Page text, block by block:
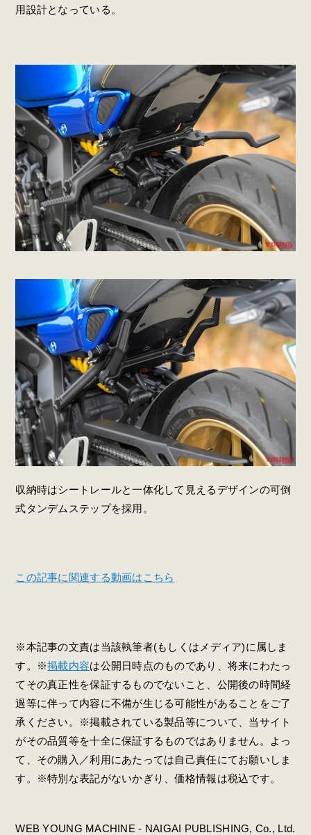
用設計となっている。
収納時はシートレールと一体化して見えるデザインの可倒
式タンデムステップを採用。
この記事に関連する動画はこちら
※本記事の文責は当該執筆者(もしくはメディア)に属しま
す。※掲載内容は公開日時点のものであり、将来にわたっ
てその真正性を保証するものでないこと、公開後の時間経
過等に伴って内容に不備が生じる可能性があることをご了
承ください。※掲載されている製品等について、当サイト
がその品質等を十全に保証するものではありません。よっ
て、その購入／利用にあたっては自己責任にてお願いしま
す。※特別な表記がないかぎり、価格情報は税込です。
WEB YOUNG MACHINE - NAIGAI PUBLISHING, Co., Ltd.